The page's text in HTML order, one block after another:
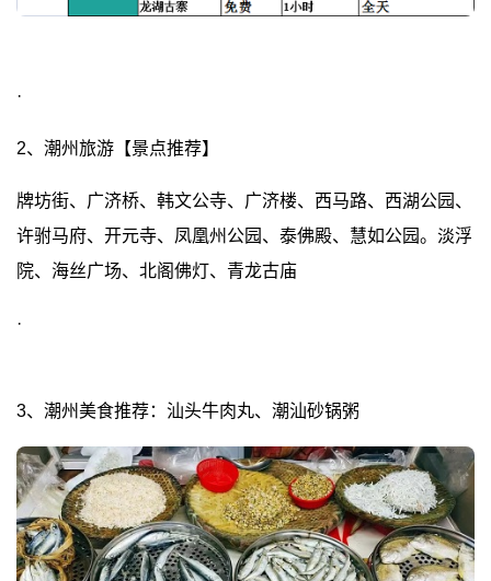
·
2、潮州旅游【景点推荐】
牌坊街、广济桥、韩文公寺、广济楼、西马路、西湖公园、
许驸马府、开元寺、凤凰州公园、泰佛殿、慧如公园。淡浮
院、海丝广场、北阁佛灯、青龙古庙
·
3、潮州美食推荐：汕头牛肉丸、潮汕砂锅粥